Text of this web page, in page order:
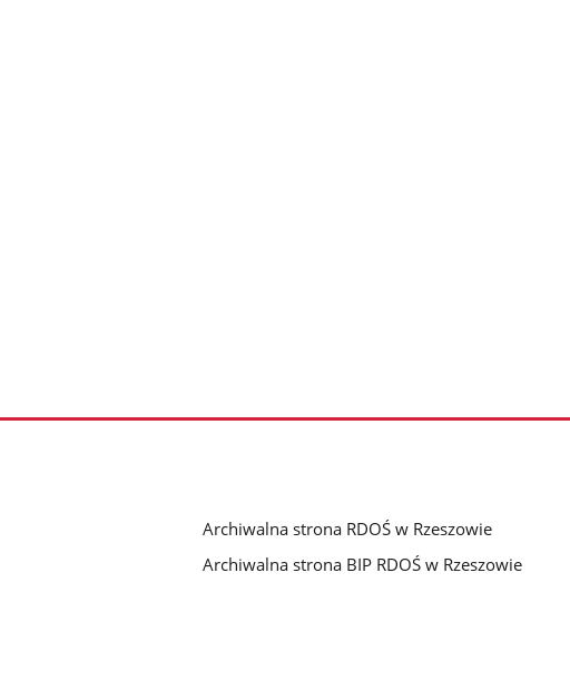
Archiwalna strona RDOŚ w Rzeszowie
Archiwalna strona BIP RDOŚ w Rzeszowie